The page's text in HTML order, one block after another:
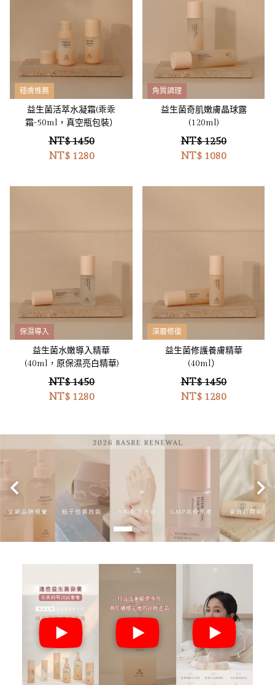
穩膚推薦
益生菌活萃水凝霜(乖乖
霜-50ml，真空瓶包裝）
NT$ 1450
NT$1280
角質調理
益生菌奇肌嫩膚晶球露
(120ml)
NT$ 1250
NT$ 1080
保濕導入
益生菌水嫩導入精華
(40ml，原保濕亮白精華)
NT$ 1450
NT$1280
深層修復
益生菌修護養膚精華
(40ml）
NT$ 1450
NT$ 1280